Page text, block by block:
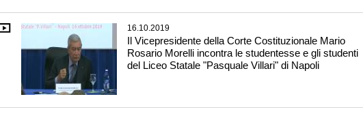
16.10.2019
Il Vicepresidente della Corte Costituzionale Mario
Rosario Morelli incontra le studentesse e gli studenti
del Liceo Statale "Pasquale Villari" di Napoli